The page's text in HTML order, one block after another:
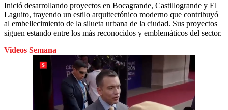
Inició desarrollando proyectos en Bocagrande, Castillogrande y El
Laguito, trayendo un estilo arquitectónico moderno que contribuyó
al embellecimiento de la silueta urbana de la ciudad. Sus proyectos
siguen estando entre los más reconocidos y emblemáticos del sector.
Videos Semana